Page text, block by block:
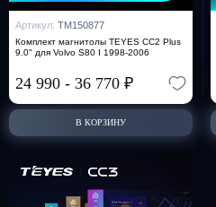
Артикул: TM150877
Комплект магнитолы TEYES CC2 Plus
9.0" для Volvo S80 I 1998-2006
24 990 - 36 770 ₽
В КОРЗИНУ